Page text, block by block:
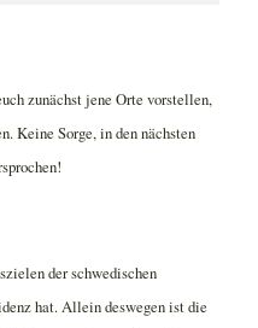
zunächst jene Orte vorstellen,
Keine Sorge, in den nächsten
der schwedischen
hat. Allein deswegen ist die